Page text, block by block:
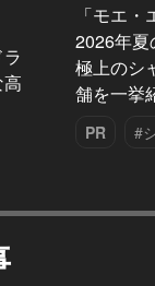
「モエ
2026年夏
極上のシ
舗を一挙
PR #